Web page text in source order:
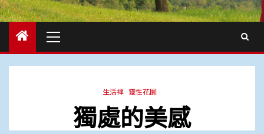
Menu
生活禪 靈性花園
獨處的美感